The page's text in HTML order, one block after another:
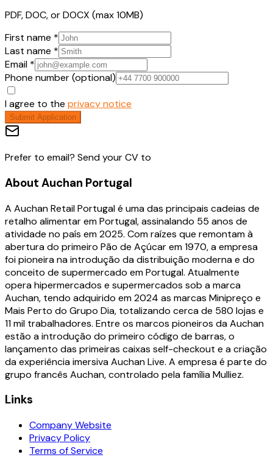
PDF, DOC, or DOCX (max 10MB)
First name *
Last name *
Email *
Phone number (optional)
I agree to the privacy notice
Submit Application
Prefer to email? Send your CV to
About Auchan Portugal
A Auchan Retail Portugal é uma das principais cadeias de
retalho alimentar em Portugal, assinalando 55 anos de
atividade no país em 2025. Com raízes que remontam à
abertura do primeiro Pão de Açúcar em 1970, a empresa
foi pioneira na introdução da distribuição moderna e do
conceito de supermercado em Portugal. Atualmente
opera hipermercados e supermercados sob a marca
Auchan, tendo adquirido em 2024 as marcas Minipreço e
Mais Perto do Grupo Dia, totalizando cerca de 580 lojas e
11 mil trabalhadores. Entre os marcos pioneiros da Auchan
estão a introdução do primeiro código de barras, o
lançamento das primeiras caixas self-checkout e a criação
da experiência imersiva Auchan Live. A empresa é parte do
grupo francês Auchan, controlado pela família Mulliez.
Links
Company Website
Privacy Policy
Terms of Service